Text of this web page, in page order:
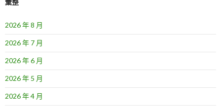
彙整
2026 年 8 月
2026 年 7 月
2026 年 6 月
2026 年 5 月
2026 年 4 月